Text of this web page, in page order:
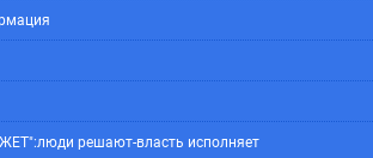
решают-власть исполняет